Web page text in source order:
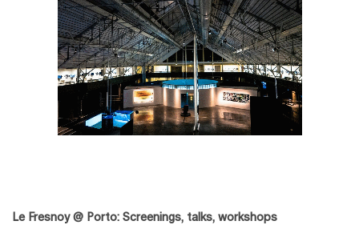
Le Fresnoy @ Porto: Screenings, talks, workshops